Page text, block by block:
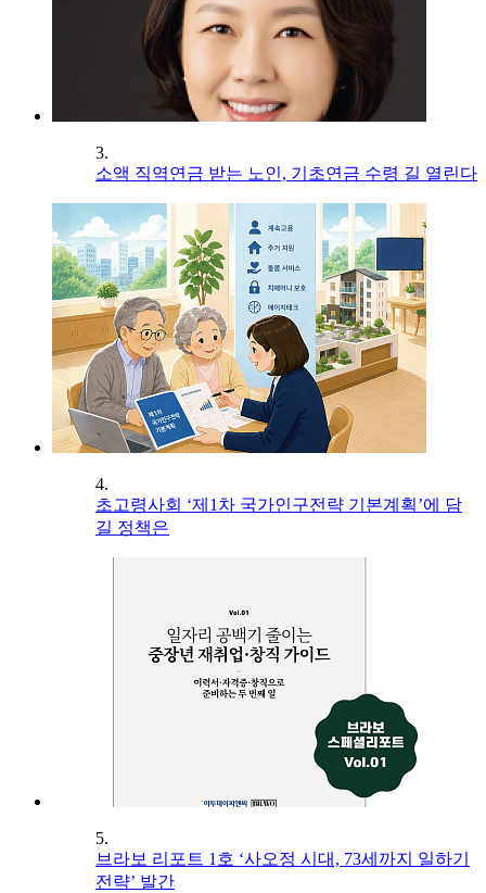
3.
소액 직역연금 받는 노인, 기초연금 수령 길 열린다
4.
초고령사회 ‘제1차 국가인구전략 기본계획’에 담
길 정책은
5.
브라보 리포트 1호 ‘사오정 시대, 73세까지 일하기
전략’ 발간